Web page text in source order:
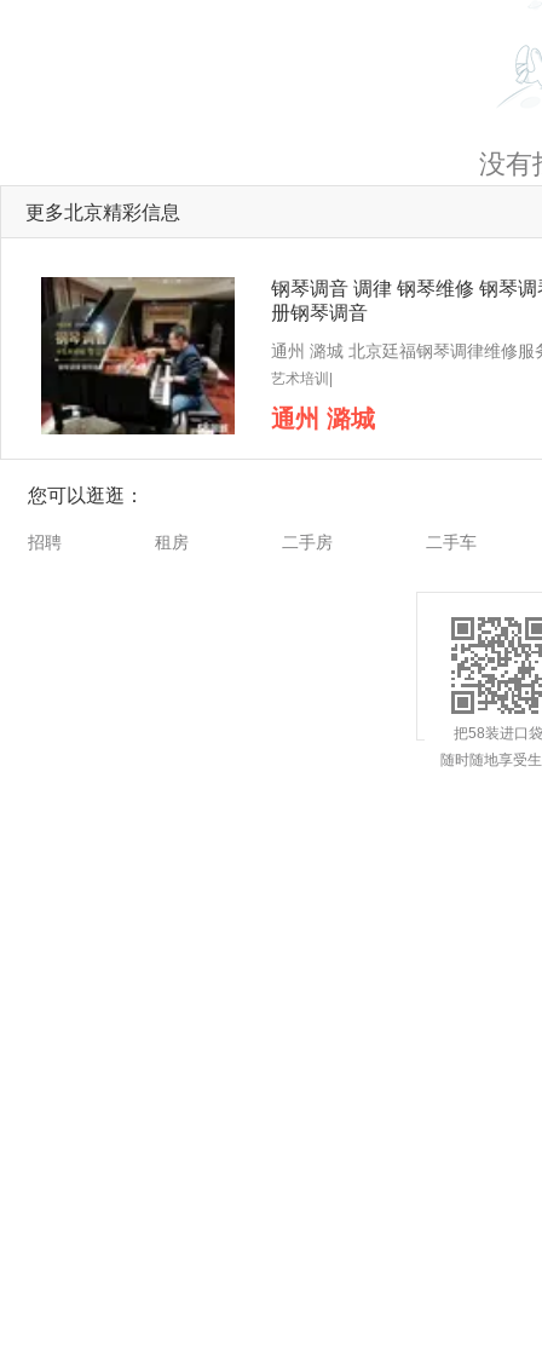
没有
更多北京精彩信息
钢琴调音 调律 钢琴维修 钢琴调
册钢琴调音
艺术培训|
通州 潞城
您可以逛逛：
招聘 租房 二手房 二手车
把58装进口袋
随时随地享受